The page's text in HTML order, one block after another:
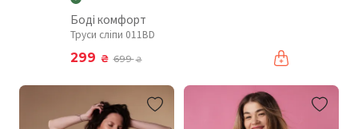
Боді комфорт
Труси сліпи 011BD
299 ₴ 699₴